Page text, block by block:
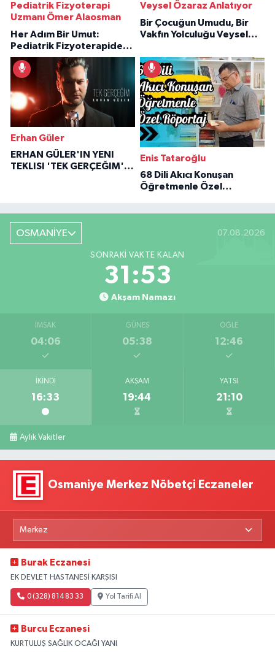
Pediatrik Fizyoterapi
Uzmanı Ömer Alaosman
Her Adım Bir Umut:
Pediatrik Fizyoterapiden
İlham Veren Hikâyeler
Veysel Özaraz Anlatıyor
Bir Çocuğun Umudu, Bir
Vakfın Yolculuğu Veysel
Erhan Güler
ERHAN GÜLER'IN YENI
TEKLISI 'TEK GERÇEĞIM'LE
Enis Tataroğlu
68 Dili Akıcı Konuşan
Öğretmenle Özel
OSMANİYE 07.08.2026
SONRAKI VAKTE KALAN
31:52
Akşam Namazı
İMSAK
04:06
GÜNEŞ
05:38
ÖĞLE
12:46
İKINDI
16:33
AKŞAM
19:44
YATSI
21:10
Aylık Vakitler
Osmaniye Merkez Nöbetçi Eczaneler
Burak Eczanesi
EK DEVLET HASTANESİ KARŞISI
0 (328) 814 83 33 Yol Tarifi Al
Burcu Eczanesi
KURTULUŞ SAĞLIK OCAĞI YANI